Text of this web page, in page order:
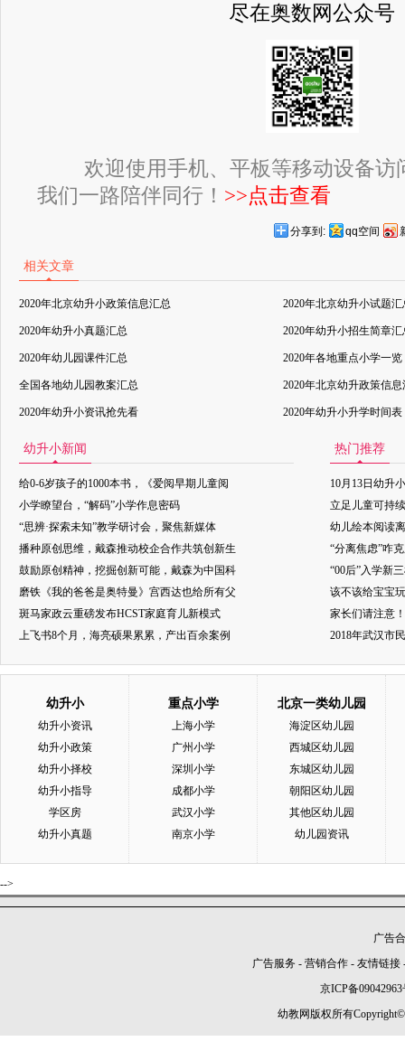
尽在奥数网公众号
欢迎使用手机、平板等移动设备访
我们一路陪伴同行！ >>点击查看
分享到: qq空间
相关文章
2020年北京幼升小政策信息汇总 2020年北京幼升小试题汇
2020年幼升小真题汇总 2020年幼升小招生简章汇
2020年幼儿园课件汇总 2020年各地重点小学一览
全国各地幼儿园教案汇总 2020年北京幼升政策信息
2020年幼升小资讯抢先看 2020年幼升小升学时间表
幼升小新闻
给0-6岁孩子的1000本书，《爱阅早期儿童阅
小学瞭望台，“解码”小学作息密码
“思辨·探索未知”教学研讨会，聚焦新媒体
播种原创思维，戴森推动校企合作共筑创新生
鼓励原创精神，挖掘创新可能，戴森为中国科
磨铁《我的爸爸是奥特曼》宫西达也给所有父
斑马家政云重磅发布HCST家庭育儿新模式
上飞书8个月，海亮硕果累累，产出百余案例
热门推荐
10月13日幼升
立足儿童可持
幼儿绘本阅读
“分离焦虑”咋
“00后”入学新
该不该给宝宝
家长们请注意
2018年武汉市
幼升小
幼升小资讯
幼升小政策
幼升小择校
幼升小指导
学区房
幼升小真题
重点小学
上海小学
广州小学
深圳小学
成都小学
武汉小学
南京小学
北京一类幼儿园
海淀区幼儿园
西城区幼儿园
东城区幼儿园
朝阳区幼儿园
其他区幼儿园
幼儿园资讯
-->
广告
广告服务 - 营销合作 - 友情链接
京ICP备09042963
幼教网版权所有